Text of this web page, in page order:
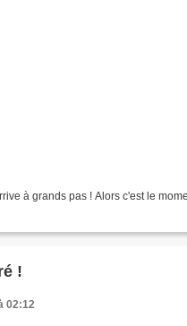
à grands pas ! Alors c'est le
!
02:12